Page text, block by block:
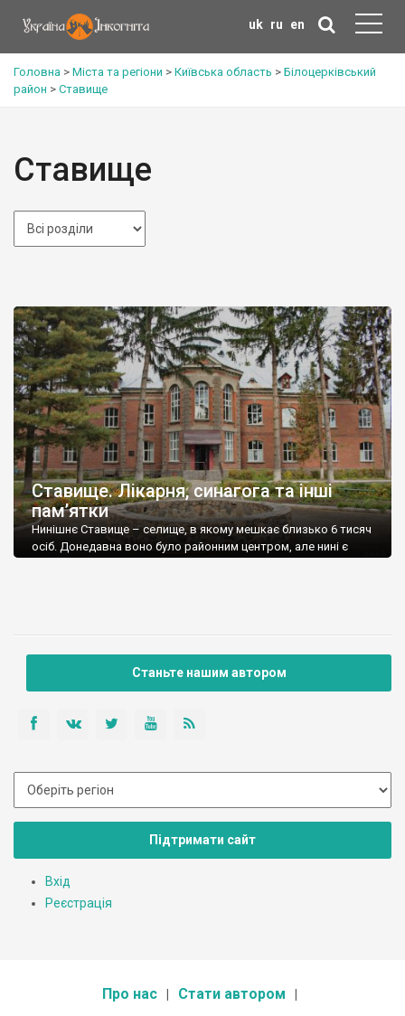
uk ru en
Головна > Міста та регіони > Київська область > Білоцерківський
район > Ставище
Ставище
Ставище. Лікарня, синагога та інші
пам’ятки
Нинішнє Ставище – селище, в якому мешкає близько 6 тисяч
осіб. Донедавна воно було районним центром, але нині є
а від часів Хмельниччини – значну козацьку […]
Станьте нашим автором
Підтримати сайт
Вхід
Реєстрація
Про нас Стати автором